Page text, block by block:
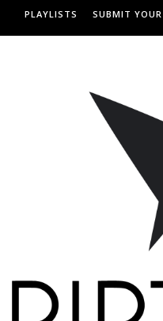
PLAYLISTS SUBMIT